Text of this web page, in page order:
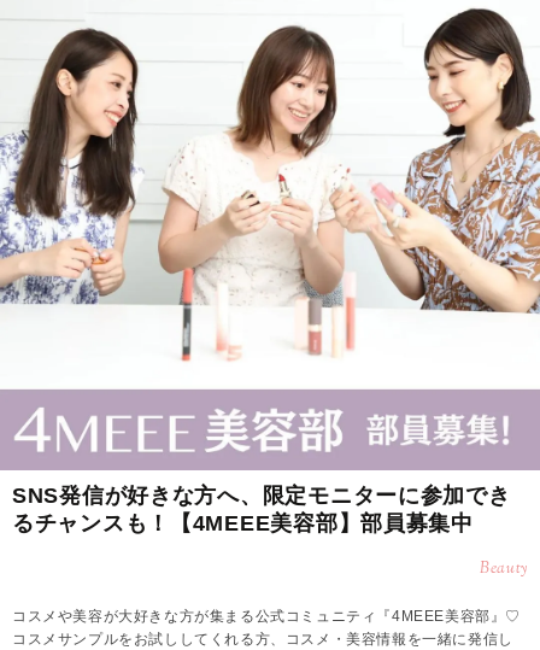
SNS発信が好きな方へ、限定モニターに参加でき
るチャンスも！【4MEEE美容部】部員募集中
Beauty
コスメや美容が大好きな方が集まる公式コミュニティ『4MEEE美容部』♡
コスメサンプルをお試ししてくれる方、コスメ・美容情報を一緒に発信し